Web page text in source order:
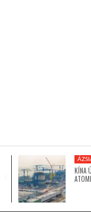
GLOBOTV BP
KÍNA